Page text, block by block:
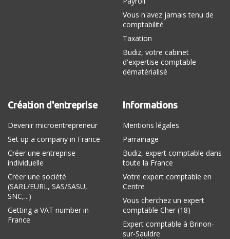
Vous n'avez jamais tenu de
comptabilité
Taxation
Budiz, votre cabinet
d'expertise comptable
dématérialisé
Création d'entreprise
Devenir microentrepreneur
Set up a company in France
Créer une entreprise
individuelle
Créer une société
(SARL/EURL, SAS/SASU,
SNC,...)
Getting a VAT number in
France
Informations
Mentions légales
Parrainage
Budiz, expert comptable dans
toute la France
Votre expert comptable en
Centre
Vous cherchez un expert
comptable Cher (18)
Expert comptable à Brinon-
sur-Sauldre